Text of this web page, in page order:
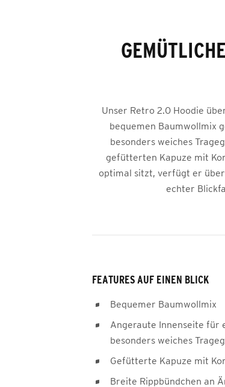
Unser Retro 2.0 Hoodie
bequemen Baumwollmix
besonders weiches
gefütterten Kapuze mit
optimal sitzt, verfügt er
echter
FEATURES AUF EINEN BLICK
Bequemer Baumwollmix
Angeraute Innenseite für
besonders weiches
Gefütterte Kapuze mit
Breite Rippbündchen an